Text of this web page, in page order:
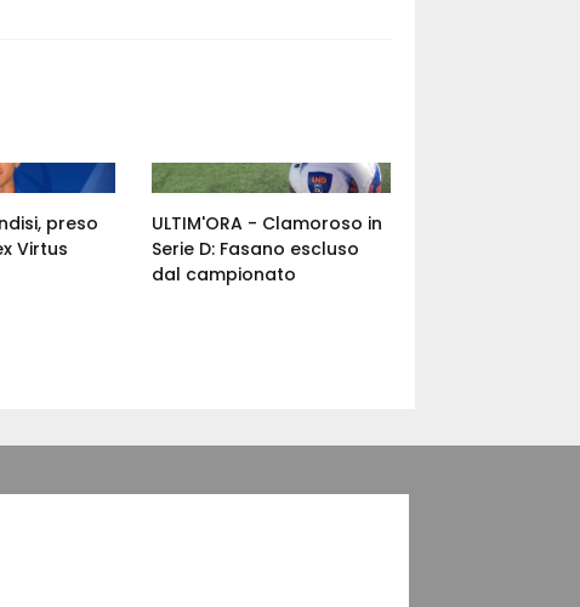
preso
Virtus
ULTIM'ORA - Clamoroso in
Serie D: Fasano escluso
dal campionato